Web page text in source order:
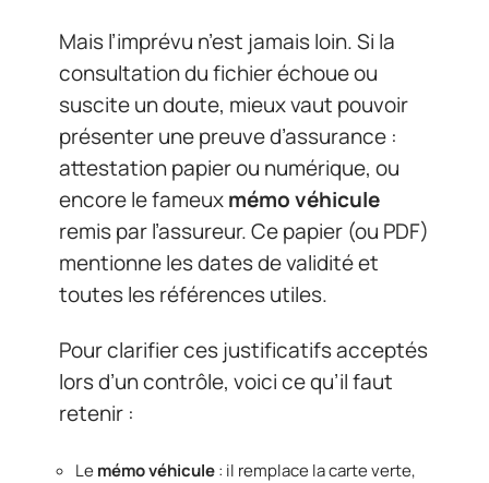
Mais l’imprévu n’est jamais loin. Si la
consultation du fichier échoue ou
suscite un doute, mieux vaut pouvoir
présenter une preuve d’assurance :
attestation papier ou numérique, ou
encore le fameuxmémo véhicule
remis par l’assureur. Ce papier (ou PDF)
mentionne les dates de validité et
toutes les références utiles.
Pour clarifier ces justificatifs acceptés
lors d’un contrôle, voici ce qu’il faut
retenir :
Lemémo véhicule: il remplace la carte verte,